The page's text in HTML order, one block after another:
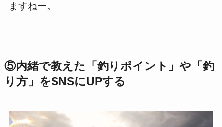
ますねー。
⑤内緒で教えた「釣りポイント」や「釣
り方」をSNSにUPする